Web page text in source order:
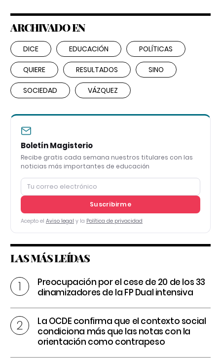
ARCHIVADO EN
DICE EDUCACIÓN POLÍTICAS
QUIERE RESULTADOS SINO
SOCIEDAD VÁZQUEZ
Boletín Magisterio
Recibe gratis cada semana nuestros titulares con las
noticias más importantes de educación
Suscribirme
Acepto el Aviso legal y la Política de privacidad
LAS MÁS LEÍDAS
Preocupación por el cese de 20 de los 33
dinamizadores de la FP Dual intensiva
La OCDE confirma que el contexto social
condiciona más que las notas con la
orientación como contrapeso